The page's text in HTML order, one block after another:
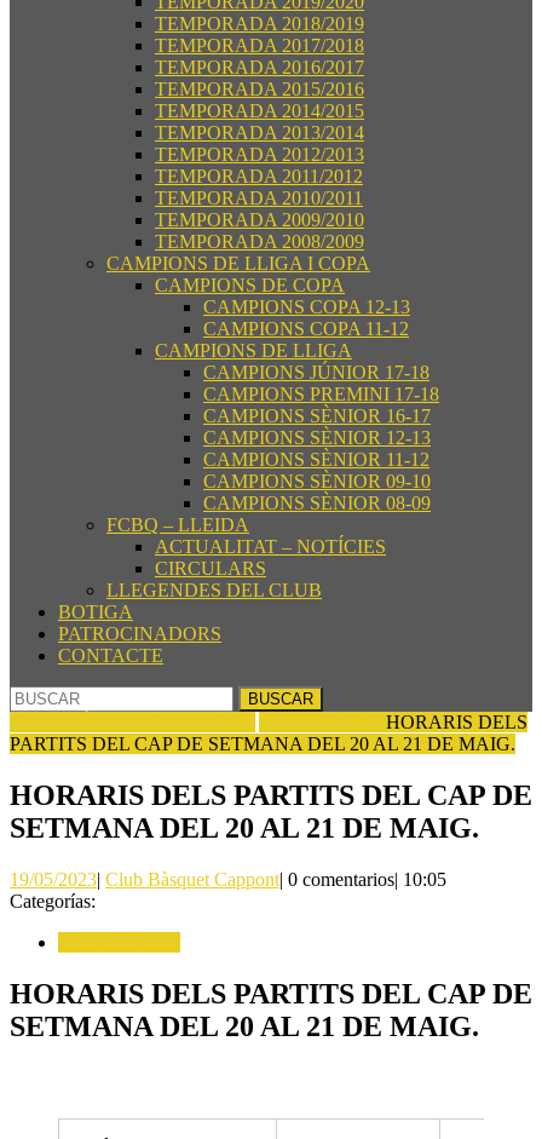
TEMPORADA 2018/2019
TEMPORADA 2017/2018
TEMPORADA 2016/2017
TEMPORADA 2015/2016
TEMPORADA 2014/2015
TEMPORADA 2013/2014
TEMPORADA 2012/2013
TEMPORADA 2011/2012
TEMPORADA 2010/2011
TEMPORADA 2009/2010
TEMPORADA 2008/2009
CAMPIONS DE LLIGA I COPA
CAMPIONS DE COPA
CAMPIONS COPA 12-13
CAMPIONS COPA 11-12
CAMPIONS DE LLIGA
CAMPIONS JÚNIOR 17-18
CAMPIONS PREMINI 17-18
CAMPIONS SÈNIOR 16-17
CAMPIONS SÈNIOR 12-13
CAMPIONS SÈNIOR 11-12
CAMPIONS SÈNIOR 09-10
CAMPIONS SÈNIOR 08-09
FCBQ – LLEIDA
ACTUALITAT – NOTÍCIES
CIRCULARS
LLEGENDES DEL CLUB
BOTIGA
PATROCINADORS
CONTACTE
BOTÓN
DE
CIERRE
Buscar:
HORARIS DELS
PARTITS DEL CAP DE SETMANA DEL 20 AL 21 DE MAIG.
HORARIS DELS PARTITS DEL CAP DE
SETMANA DEL 20 AL 21 DE MAIG.
19/05/202319/05/2023
| Club Bàsquet CappontClub
| 0 comentarios| 10:05
Categorías:
HORARIS DELS PARTITS DEL CAP DE
SETMANA DEL 20 AL 21 DE MAIG.